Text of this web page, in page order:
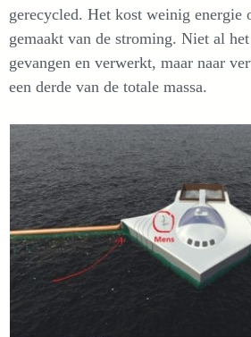
gerecycled. Het kost weinig energie
gemaakt van de stroming. Niet al
gevangen en verwerkt, maar naar
een derde van de totale massa.